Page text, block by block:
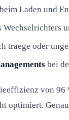
beim Laden und
Wechselrichters
traege oder
bei
von 96
optimiert.